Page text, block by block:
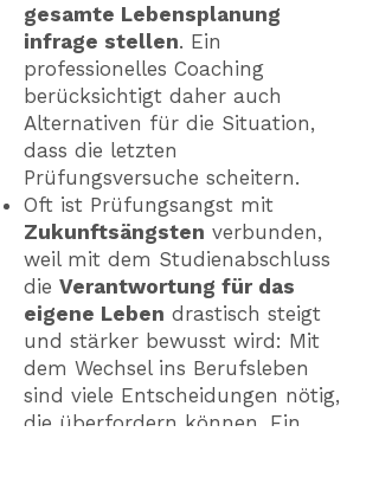
gesamte Lebensplanung
infrage stellen. Ein
professionelles Coaching
berücksichtigt daher auch
Alternativen für die Situation,
dass die letzten
Prüfungsversuche scheitern.
Oft ist Prüfungsangst mit
Zukunftsängsten verbunden,
weil mit dem Studienabschluss
die Verantwortung für das
eigene Leben drastisch steigt
und stärker bewusst wird: Mit
dem Wechsel ins Berufsleben
sind viele Entscheidungen nötig,
die überfordern können. Ein